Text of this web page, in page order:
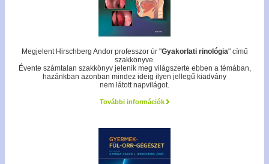
Megjelent Hirschberg Andor professzor úr "Gyakorlati rinológia" című
szakkönyve.
Évente számtalan szakkönyv jelenik meg világszerte ebben a témában,
hazánkban azonban mindez ideig ilyen jellegű kiadvány
nem látott napvilágot.
További információk